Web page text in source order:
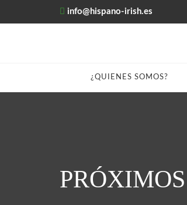
info@hispano-irish.es
¿QUIENES SOMOS?